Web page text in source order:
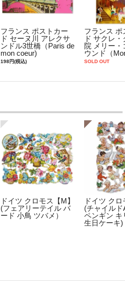
フランス ポストカー
ド セーヌ川 アレクサ
ンドル3世橋（Paris de
mon coeur)
198円(税込)
フランス ポ
ド サクレ
院 メリー・
ウンド（
SOLD OUT
ドイツ クロモス【M】
(フェアリーテイル バ
ード 小鳥 ツバメ）
ドイツ ク
(チャイルド
ペンギン キ
生日ケーキ)